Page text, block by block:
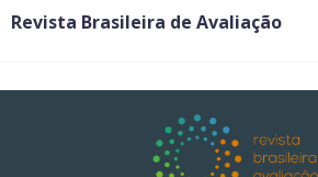
Revista Brasileira de Avaliação